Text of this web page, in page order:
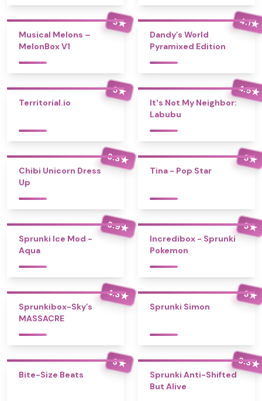
5★
Musical Melons –
MelonBox V1
4.1★
Dandy’s World
Pyramixed Edition
5★
Territorial.io
4.5★
It's Not My Neighbor:
Labubu
3.3★
Chibi Unicorn Dress
Up
5★
Tina - Pop Star
3.9★
Sprunki Ice Mod -
Aqua
5★
Incredibox - Sprunki
Pokemon
4.3★
Sprunkibox-Sky’s
MASSACRE
5★
Sprunki Simon
3★
Bite-Size Beats
3.3★
Sprunki Anti-Shifted
But Alive